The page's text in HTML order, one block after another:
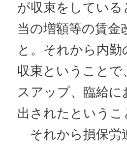
が収束をしてい
当の増額等の賃金
と。それから内
収束ということ
スアップ、臨給
出されたという
それから損保労